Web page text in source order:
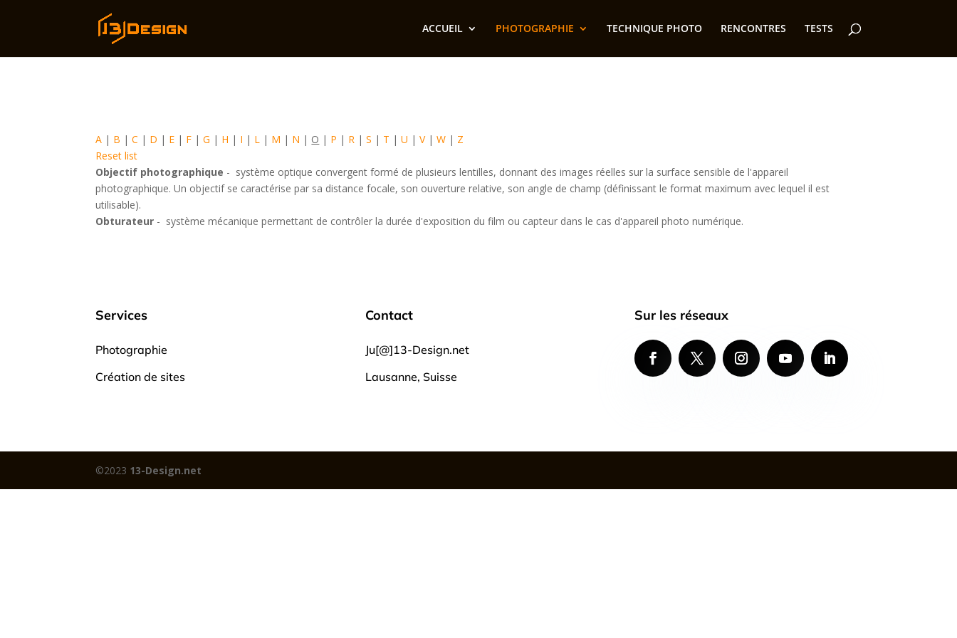
ACCUEIL PHOTOGRAPHIE TECHNIQUE PHOTO RENCONTRES TESTS
A | B |C | D | E | F |G | H | I | L | M | N | O | P | R |S | T |U |V|W | Z
Reset list
Objectif photographique - système optique convergent formé de plusieurs lentilles, donnant des images réelles sur la surface sensible de l'appareil
photographique. Un objectif se caractérise par sa distance focale, son ouverture relative, son angle de champ (définissant le format maximum avec lequel il est
utilisable).
Obturateur - système mécanique permettant de contrôler la durée d'exposition du film ou capteur dans le cas d'appareil photo numérique.
Services
Photographie
Création de sites
Contact
Ju[@]13-Design.net
Lausanne, Suisse
Sur les réseaux
©2023 13-Design.net